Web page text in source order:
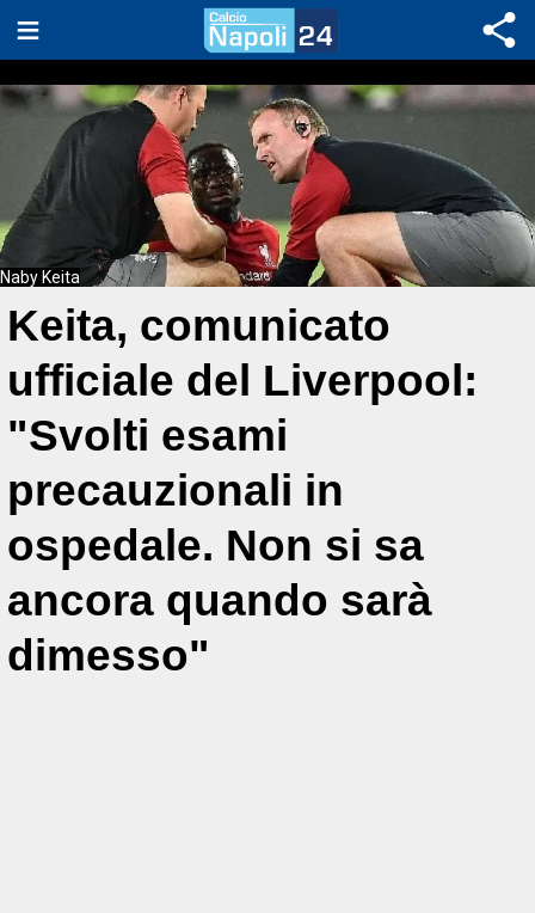
Naby Keita
Keita, comunicato
ufficiale del Liverpool:
"Svolti esami
precauzionali in
ospedale. Non si sa
ancora quando sarà
dimesso"